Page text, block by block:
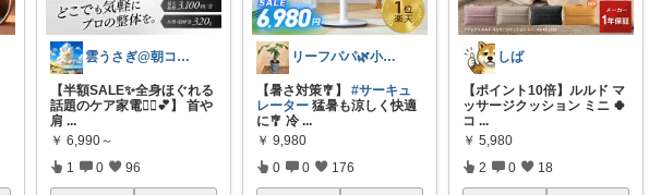
雲うさぎ@朝コレ❤良質便利時短グッズ🐰
【半額SALE✨全身ほぐれる
話題のケア家電💆‍♀️💕】 首や
肩 ...
￥ 6,990～
1 0 96
リーフパパ🌿小学2年生女の子のパパ
【暑さ対策🎐】#サーキュ
レーター 猛暑も涼しく快適
に🎐 冷 ...
￥ 9,980
0 0 176
しば
【ポイント10倍】ルルド マ
ッサージクッション ミニ 🍀
コ ...
￥ 5,980
2 0 18